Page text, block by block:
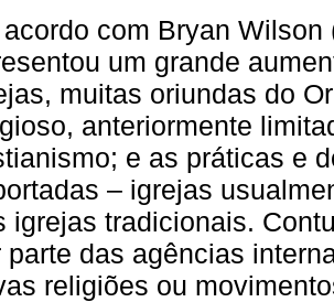
acordo com Bryan
um grande
muitas oriundas do
anteriormente
e as práticas e
– igrejas
igrejas tradicionais.
parte das agências
religiões ou